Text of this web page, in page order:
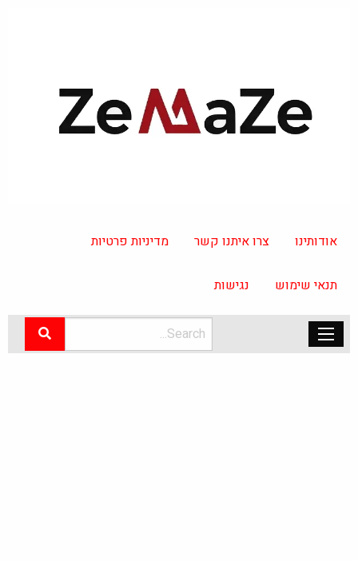
אודותינו צרו איתנו קשר מדיניות פרטיות
תנאי שימוש נגישות